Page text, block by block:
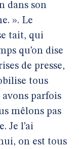
dans son
». Le
tait, qui
qu’on dise
de presse,
tous
parfois
mêlons pas
Je l’ai
on est tous